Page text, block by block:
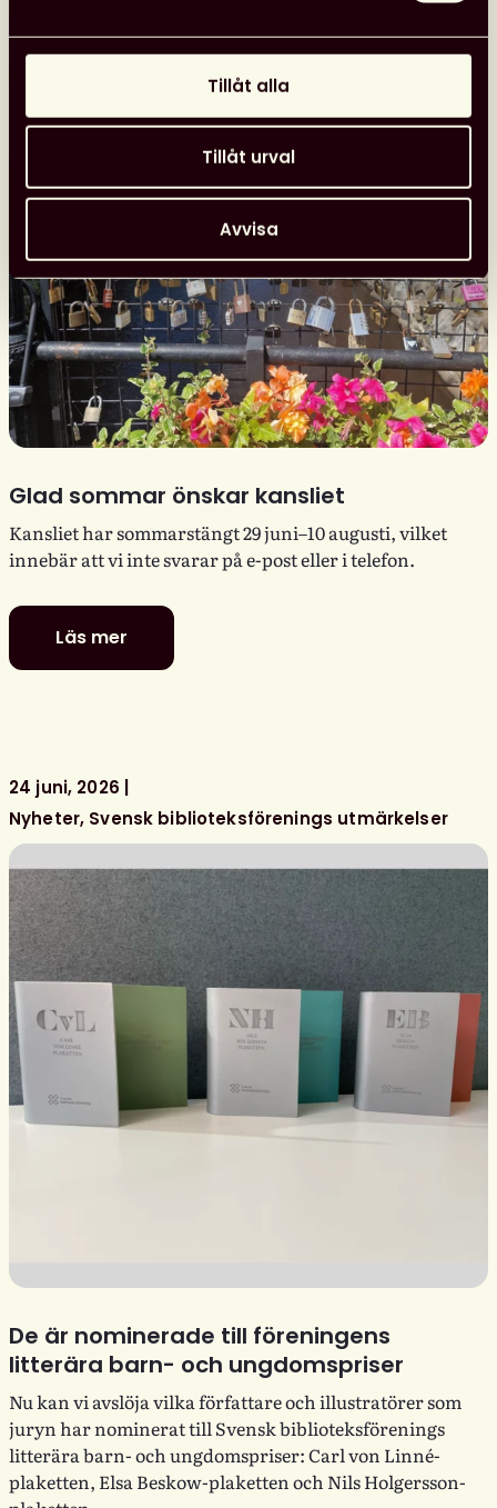
Tillåt alla
Tillåt urval
Avvisa
Glad sommar önskar kansliet
Kansliet har sommarstängt 29 juni–10 augusti, vilket
innebär att vi inte svarar på e-post eller i telefon.
Läs mer
Glad
sommar
24 juni, 2026
Nyheter Svensk biblioteksförenings utmärkelser
De är nominerade till föreningens
litterära barn- och ungdomspriser
Nu kan vi avslöja vilka författare och illustratörer som
juryn har nominerat till Svensk biblioteksförenings
litterära barn- och ungdomspriser: Carl von Linné-
plaketten, Elsa Beskow-plaketten och Nils Holgersson-